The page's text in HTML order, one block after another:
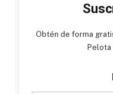
Obtén de forma
Pelota